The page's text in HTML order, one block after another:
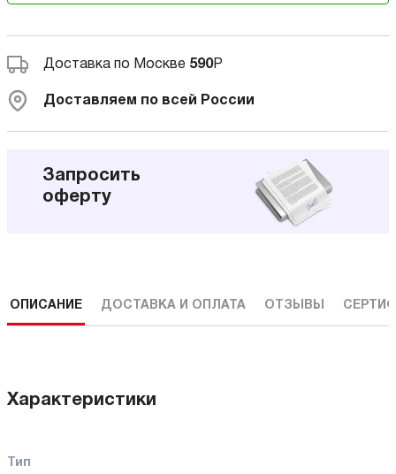
Доставка по Москве 590Р
Доставляем по всей России
Запросить
оферту
ОПИСАНИЕ ДОСТАВКА И ОПЛАТА ОТЗЫВЫ
Характеристики
Тип